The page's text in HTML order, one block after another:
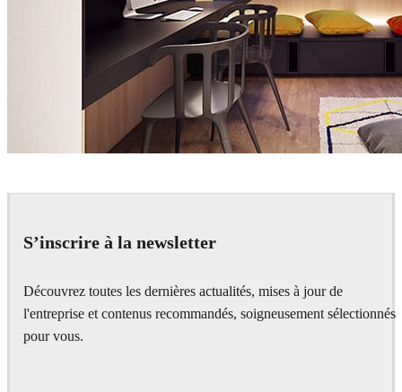
S’inscrire à la newsletter
Découvrez toutes les dernières actualités, mises à jour de
l'entreprise et contenus recommandés, soigneusement sélectionnés
pour vous.